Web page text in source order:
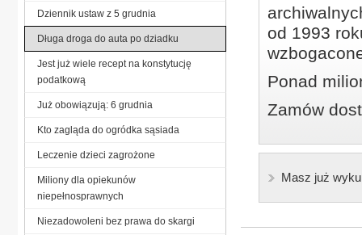
od 1993
Ponad
Zamów
Masz już
Dziennik ustaw z 5 grudnia
Długa droga do auta po dziadku
Jest już wiele recept na konstytucję
podatkową
Już obowiązują: 6 grudnia
Kto zagląda do ogródka sąsiada
Leczenie dzieci zagrożone
Miliony dla opiekunów
niepełnosprawnych
Niezadowoleni bez prawa do skargi